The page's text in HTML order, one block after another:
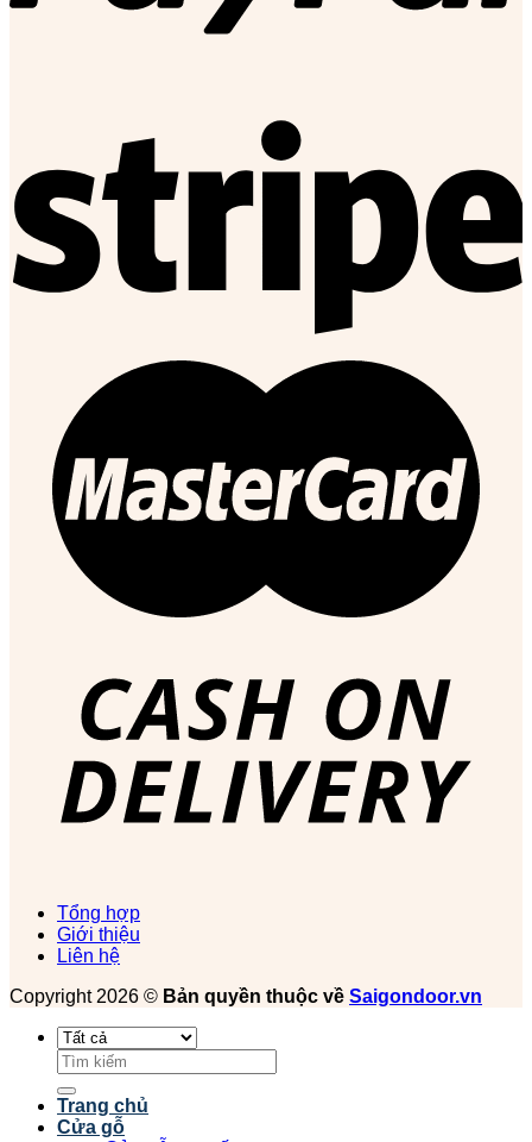
Tổng hợp
Giới thiệu
Liên hệ
Copyright 2026 © Bản quyền thuộc về Saigondoor.vn
Tìm
kiếm:
Trang chủ
Cửa gỗ